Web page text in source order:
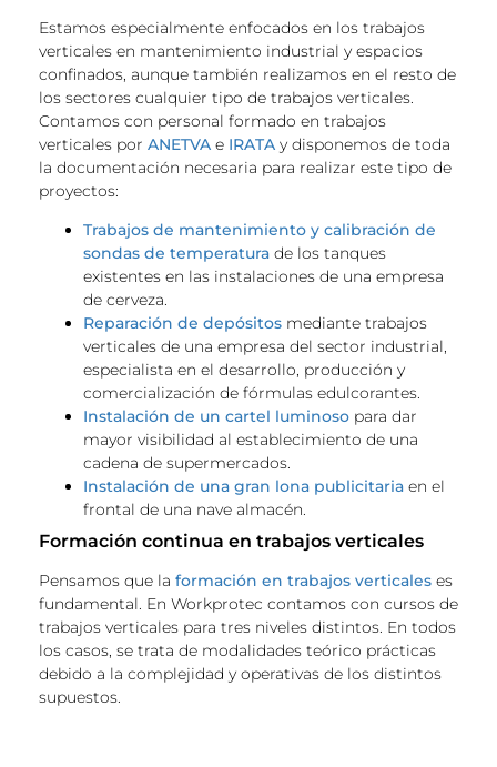
Estamos especialmente enfocados en los trabajos
verticales en mantenimiento industrial y espacios
confinados, aunque también realizamos en el resto de
los sectores cualquier tipo de trabajos verticales.
Contamos con personal formado en trabajos
verticales por ANETVA e IRATA y disponemos de toda
la documentación necesaria para realizar este tipo de
proyectos:
Trabajos de mantenimiento y calibración de
sondas de temperatura de los tanques
existentes en las instalaciones de una empresa
de cerveza.
Reparación de depósitos mediante trabajos
verticales de una empresa del sector industrial,
especialista en el desarrollo, producción y
comercialización de fórmulas edulcorantes.
Instalación de un cartel luminoso para dar
mayor visibilidad al establecimiento de una
cadena de supermercados.
Instalación de una gran lona publicitaria en el
frontal de una nave almacén.
Formación continua en trabajos verticales
Pensamos que la formación en trabajos verticales es
fundamental. En Workprotec contamos con cursos de
trabajos verticales para tres niveles distintos. En todos
los casos, se trata de modalidades teórico prácticas
debido a la complejidad y operativas de los distintos
supuestos.